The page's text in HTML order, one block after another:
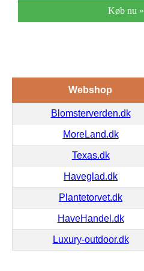
Køb nu »
Webshop
Blomsterverden.dk
MoreLand.dk
Texas.dk
Haveglad.dk
Plantetorvet.dk
HaveHandel.dk
Luxury-outdoor.dk